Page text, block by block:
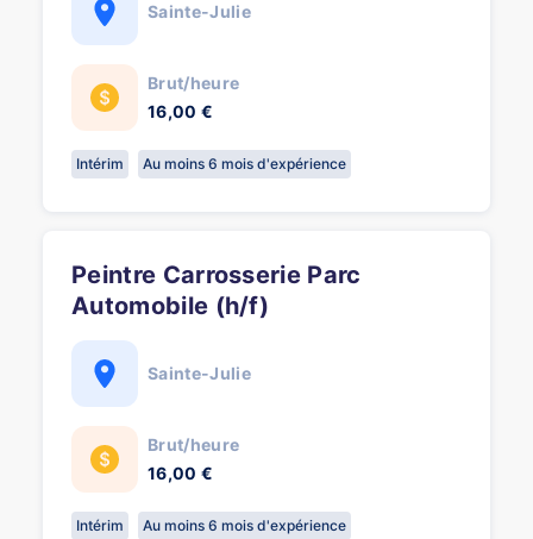
Sainte-Julie
Brut/heure
16,00 €
Intérim Au moins 6 mois d'expérience
Peintre Carrosserie Parc
Automobile (h/f)
Sainte-Julie
Brut/heure
16,00 €
Intérim Au moins 6 mois d'expérience